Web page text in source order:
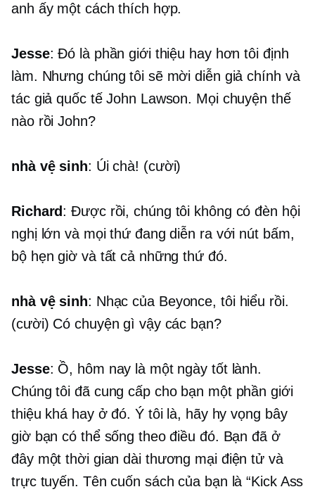
anh ấy một cách thích hợp.
Jesse: Đó là phần giới thiệu hay hơn tôi định
làm. Nhưng chúng tôi sẽ mời diễn giả chính và
tác giả quốc tế John Lawson. Mọi chuyện thế
nào rồi John?
nhà vệ sinh: Úi chà! (cười)
Richard: Được rồi, chúng tôi không có đèn hội
nghị lớn và mọi thứ đang diễn ra với nút bấm,
bộ hẹn giờ và tất cả những thứ đó.
nhà vệ sinh: Nhạc của Beyonce, tôi hiểu rồi.
(cười) Có chuyện gì vậy các bạn?
Jesse: Ồ, hôm nay là một ngày tốt lành.
Chúng tôi đã cung cấp cho bạn một phần giới
thiệu khá hay ở đó. Ý tôi là, hãy hy vọng bây
giờ bạn có thể sống theo điều đó. Bạn đã ở
đây một thời gian dài thương mại điện tử và
trực tuyến. Tên cuốn sách của bạn là “Kick Ass